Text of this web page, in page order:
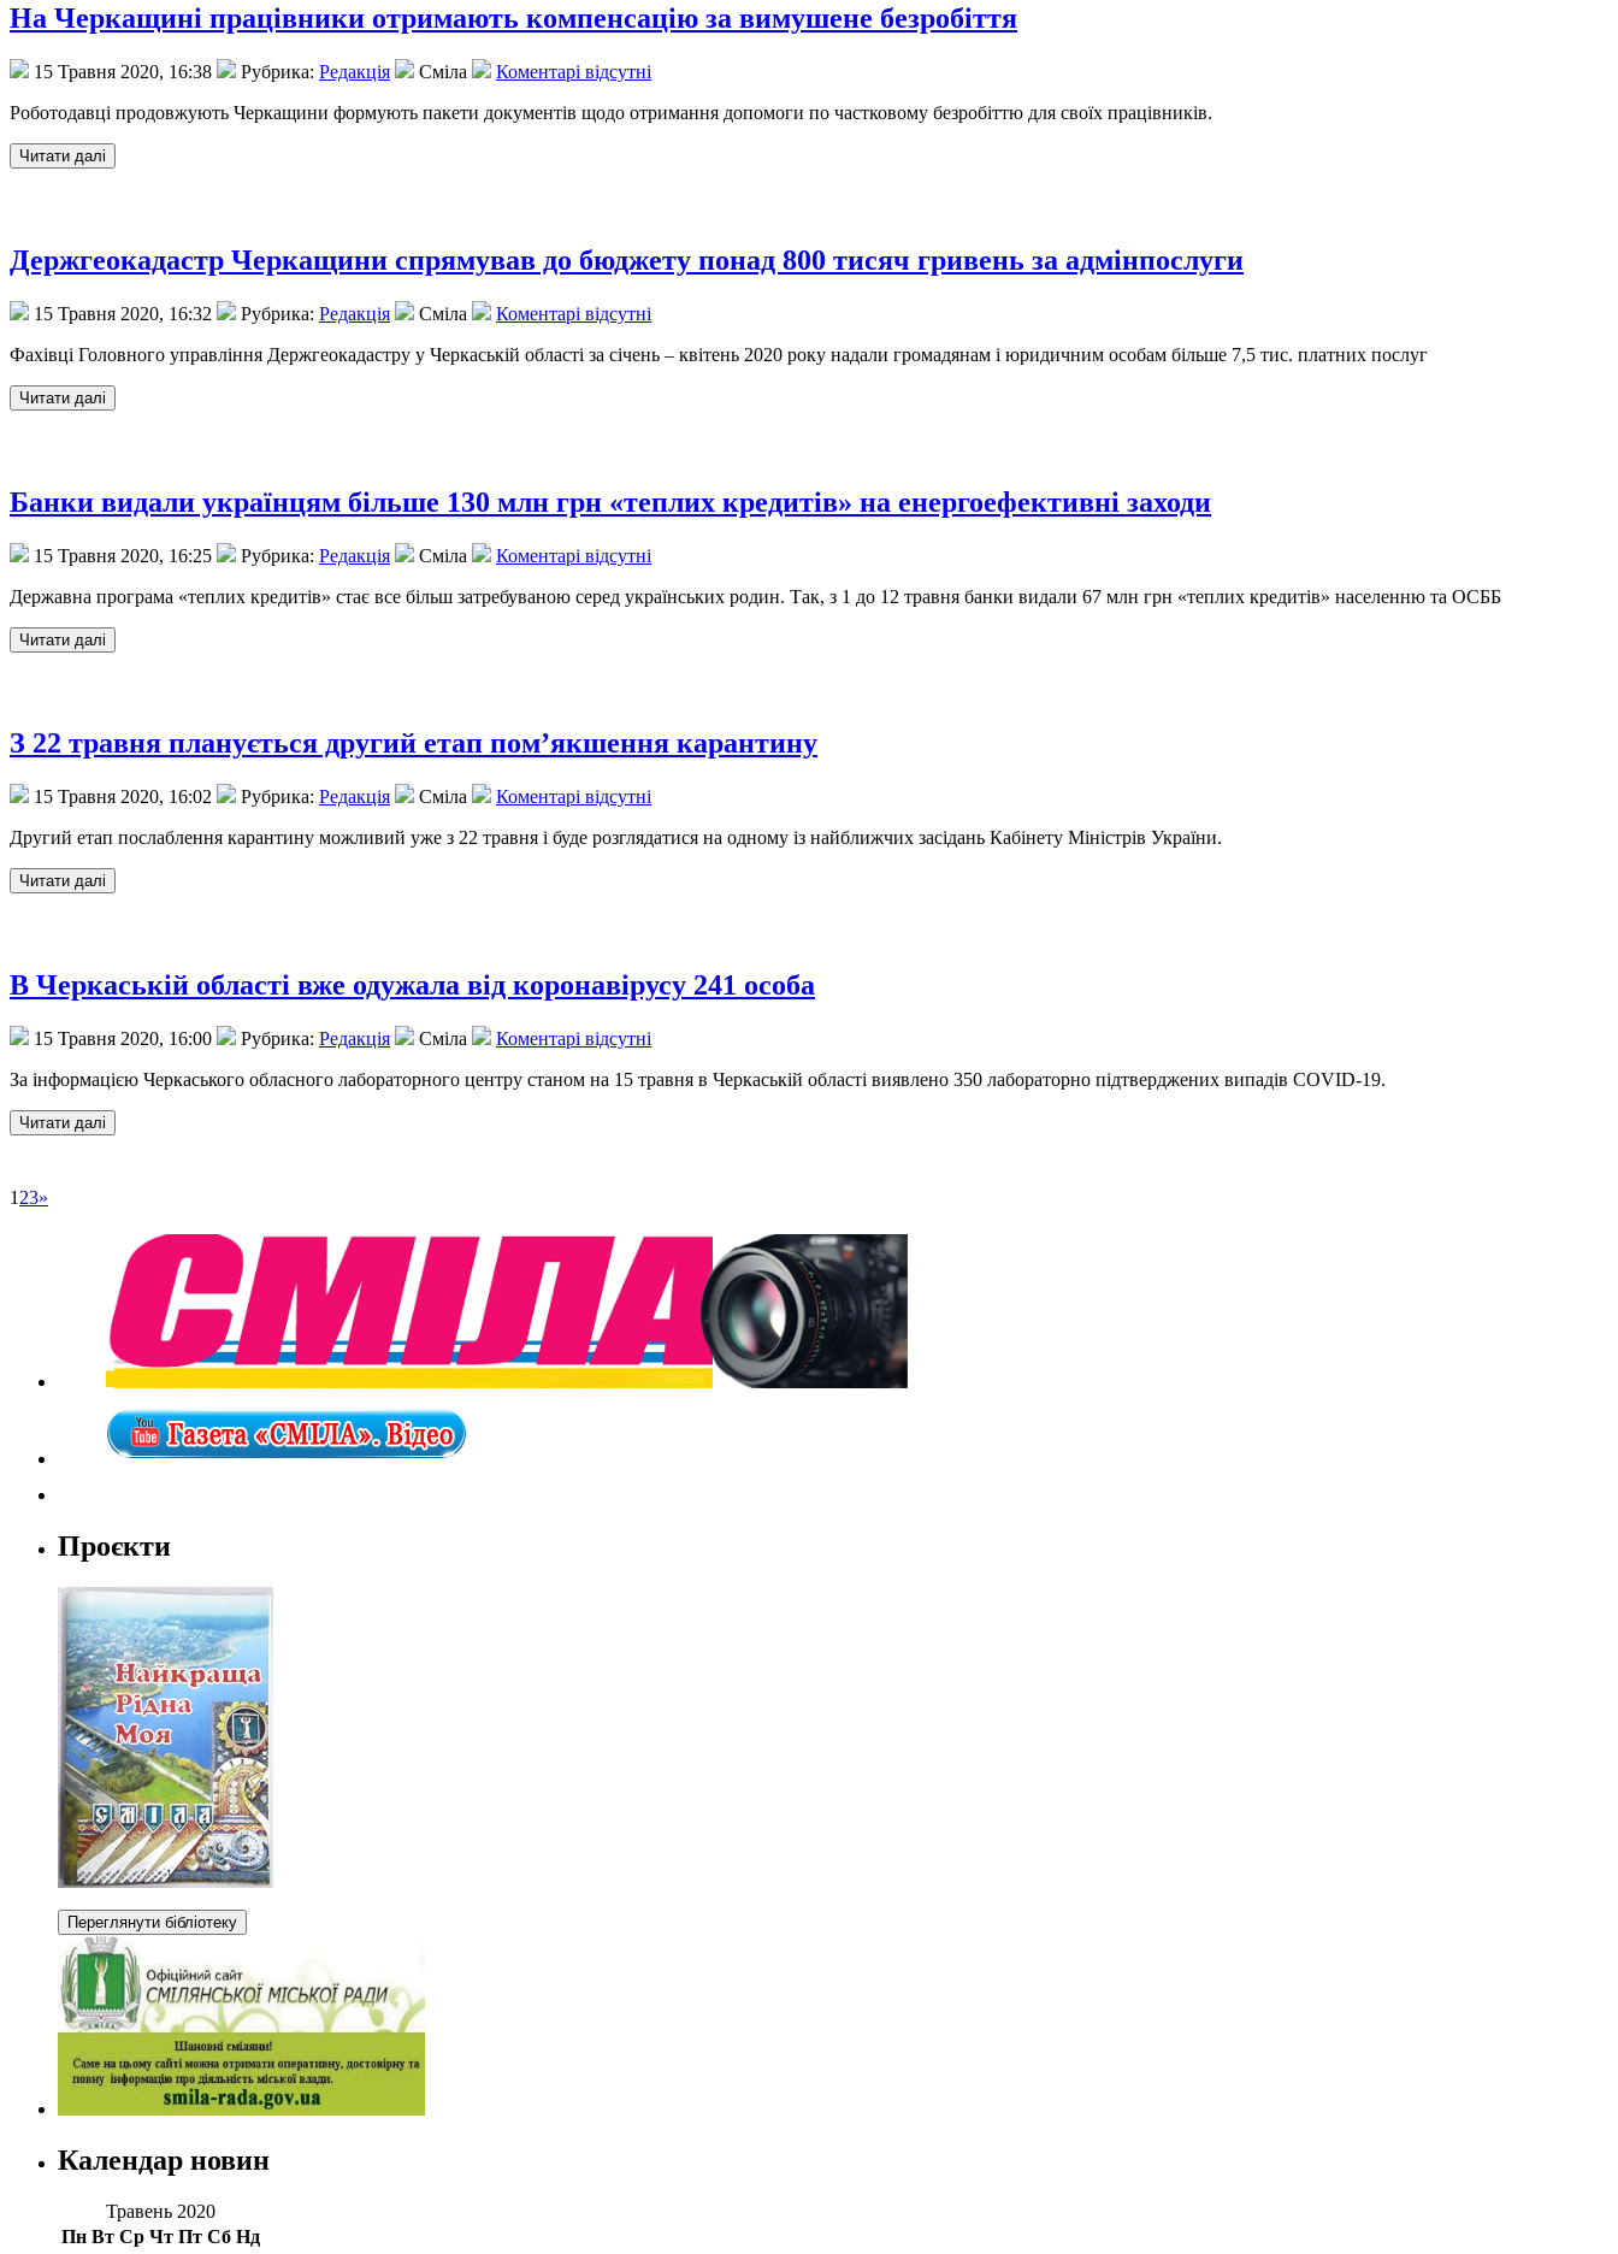
На Черкащині працівники отримають компенсацію за вимушене безробіття
15 Травня 2020, 16:38 Рубрика: Редакція Сміла
Коментарі відсутні
Роботодавці продовжують Черкащини формують пакети документів щодо отримання допомоги по частковому безробіттю для своїх працівників.
Держгеокадастр Черкащини спрямував до бюджету понад 800 тисяч гривень за адмінпослуги
15 Травня 2020, 16:32 Рубрика: Редакція Сміла
Коментарі відсутні
Фахівці Головного управління Держгеокадастру у Черкаській області за січень – квітень 2020 року надали громадянам і юридичним особам більше 7,5 тис. платних послуг
Банки видали українцям більше 130 млн грн «теплих кредитів» на енергоефективні заходи
15 Травня 2020, 16:25 Рубрика: Редакція Сміла
Коментарі відсутні
Державна програма «теплих кредитів» стає все більш затребуваною серед українських родин. Так, з 1 до 12 травня банки видали 67 млн грн «теплих кредитів» населенню та ОСББ
З 22 травня планується другий етап пом’якшення карантину
15 Травня 2020, 16:02 Рубрика: Редакція Сміла
Коментарі відсутні
Другий етап послаблення карантину можливий уже з 22 травня і буде розглядатися на одному із найближчих засідань Кабінету Міністрів України.
В Черкаській області вже одужала від коронавірусу 241 особа
15 Травня 2020, 16:00 Рубрика: Редакція Сміла
Коментарі відсутні
За інформацією Черкаського обласного лабораторного центру станом на 15 травня в Черкаській області виявлено 350 лабораторно підтверджених випадів COVID-19.
1 23»
Проєкти
Календар новин
Травень 2020
Пн Вт Ср Чт Пт Сб Нд